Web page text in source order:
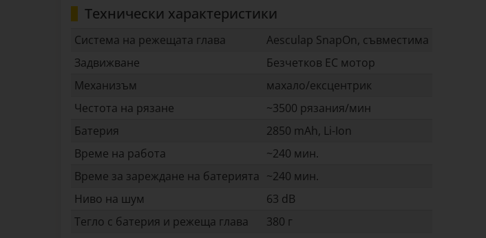
Технически характеристики
Система на режещата глава
Aesculap SnapOn, съвместима
Задвижване
Безчетков EC мотор
Механизъм
махало/ексцентрик
Честота на рязане
~3500 рязания/мин
Батерия
2850 mAh, Li-Ion
Време на работа
~240 мин.
Време за зареждане на батерията ~240 мин.
Ниво на шум
63 dB
Тегло с батерия и режеща глава
380 г